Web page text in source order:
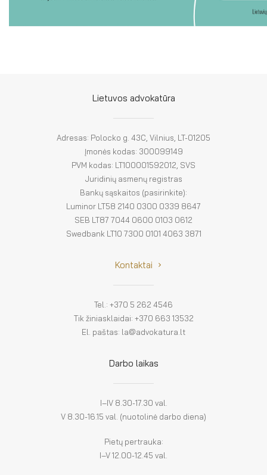
Lietuvos advokatūra
Adresas: Polocko g. 43C, Vilnius, LT-01205
Įmonės kodas: 300099149
PVM kodas: LT100001592012, SVS
Juridinių asmenų registras
Bankų sąskaitos (pasirinkite):
Luminor LT58 2140 0300 0339 8647
SEB LT87 7044 0600 0103 0612
Swedbank LT10 7300 0101 4063 3871
Kontaktai
Tel.: +370 5 262 4546
Tik žiniasklaidai: +370 663 13532
El. paštas: la@advokatura.lt
Darbo laikas
I–IV 8.30-17.30 val.
V 8.30-16.15 val. (nuotolinė darbo diena)
Pietų pertrauka:
I–V 12.00-12.45 val.